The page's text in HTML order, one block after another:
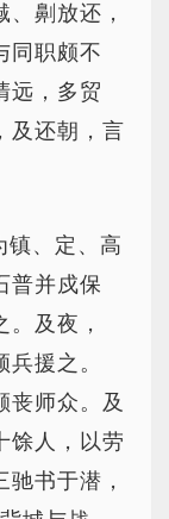
劓放还，
同职颇不
远，多贸
及还朝，言
镇、定、高
普并戍保
及夜，
援之。
丧师众。及
馀人，以劳
书于潜，